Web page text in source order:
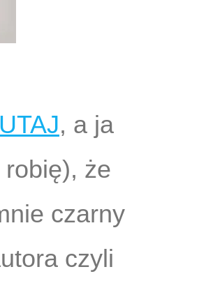
, a ja
że
czarny
czyli